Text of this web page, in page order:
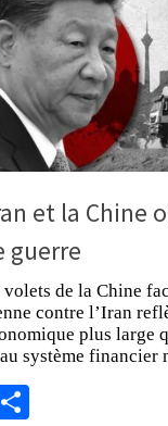
et la Chine
guerre
de la Chine
contre l’Iran
plus large
système financier